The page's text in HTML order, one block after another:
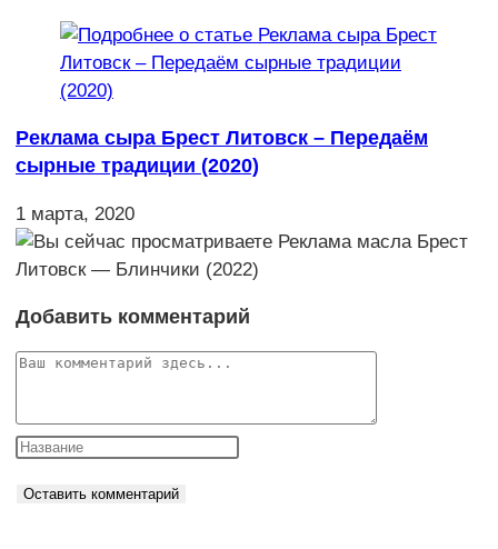
Реклама сыра Брест Литовск – Передаём
сырные традиции (2020)
1 марта, 2020
Добавить комментарий
Комментарий